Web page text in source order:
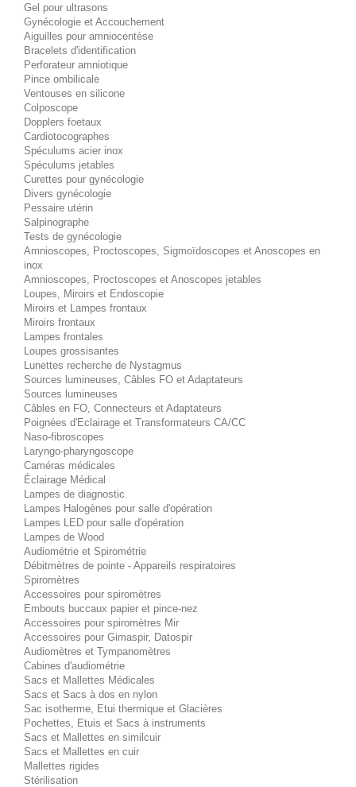
Gel pour ultrasons
Gynécologie et Accouchement
Aiguilles pour amniocentèse
Bracelets d'identification
Perforateur amniotique
Pince ombilicale
Ventouses en silicone
Colposcope
Dopplers foetaux
Cardiotocographes
Spéculums acier inox
Spéculums jetables
Curettes pour gynécologie
Divers gynécologie
Pessaire utérin
Salpinographe
Tests de gynécologie
Amnioscopes, Proctoscopes, Sigmoïdoscopes et Anoscopes en
inox
Amnioscopes, Proctoscopes et Anoscopes jetables
Loupes, Miroirs et Endoscopie
Miroirs et Lampes frontaux
Miroirs frontaux
Lampes frontales
Loupes grossisantes
Lunettes recherche de Nystagmus
Sources lumineuses, Câbles FO et Adaptateurs
Sources lumineuses
Câbles en FO, Connecteurs et Adaptateurs
Poignées d'Eclairage et Transformateurs CA/CC
Naso-fibroscopes
Laryngo-pharyngoscope
Caméras médicales
Éclairage Médical
Lampes de diagnostic
Lampes Halogènes pour salle d'opération
Lampes LED pour salle d'opération
Lampes de Wood
Audiométrie et Spirométrie
Débitmètres de pointe - Appareils respiratoires
Spiromètres
Accessoires pour spiromètres
Embouts buccaux papier et pince-nez
Accessoires pour spiromètres Mir
Accessoires pour Gimaspir, Datospir
Audiomètres et Tympanomètres
Cabines d'audiométrie
Sacs et Mallettes Médicales
Sacs et Sacs à dos en nylon
Sac isotherme, Etui thermique et Glacières
Pochettes, Etuis et Sacs à instruments
Sacs et Mallettes en similcuir
Sacs et Mallettes en cuir
Mallettes rigides
Stérilisation